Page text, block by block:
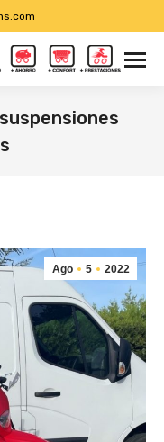
suspensiones
Ago 5 2022